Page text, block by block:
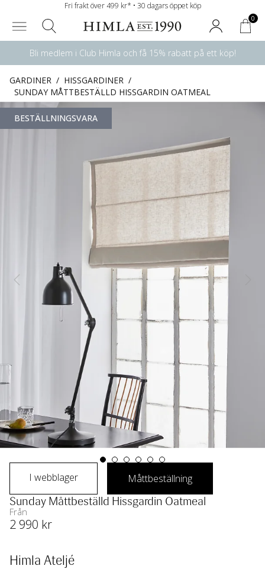
Fri frakt över 499 kr* • 30 dagars öppet köp
0
Bli medlem i Club Himla och få 15% rabatt på ett köp!
GARDINER / HISSGARDINER /
SUNDAY MÅTTBESTÄLLD HISSGARDIN OATMEAL
BESTÄLLNINGSVARA
I webblager Måttbeställning
Sunday Måttbeställd Hissgardin Oatmeal
Från
2 990 kr
Himla Ateljé